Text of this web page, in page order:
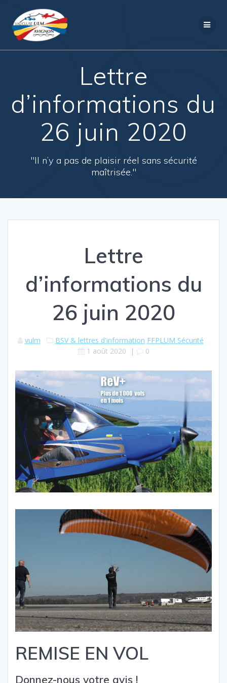
Lettre
d’informations du
26 juin 2020
"Il n’y a pas de plaisir réel sans sécurité
maîtrisée."
Lettre
d’informations du
26 juin 2020
vulm BSV & lettres d'information FFPLUM Sécurité
1 août 2020 | 0
REMISE EN VOL
Donnez-nous votre avis !